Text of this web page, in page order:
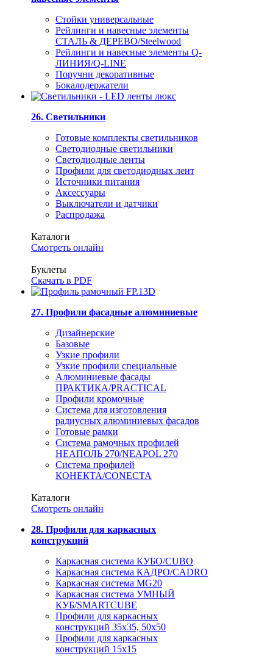
Стойки универсальные
Рейлинги и навесные элементы
СТАЛЬ & ДЕРЕВО/Steelwood
Рейлинги и навесные элементы Q-
ЛИНИЯ/Q-LINE
Поручни декоративные
Бокалодержатели
26. Светильники
Готовые комплекты светильников
Светодиодные светильники
Светодиодные ленты
Профили для светодиодных лент
Источники питания
Аксессуары
Выключатели и датчики
Распродажа
Каталоги
Смотреть онлайн
Буклеты
Скачать в PDF
27. Профили фасадные алюминиевые
Дизайнерские
Базовые
Узкие профили
Узкие профили специальные
Алюминиевые фасады
ПРАКТИКА/PRACTICAL
Профили кромочные
Система для изготовления
радиусных алюминиевых фасадов
Готовые рамки
Система рамочных профилей
НЕАПОЛЬ 270/NEAPOL 270
Система профилей
КОНЕКТА/CONECTA
Каталоги
Смотреть онлайн
28. Профили для каркасных
конструкций
Каркасная система КУБО/CUBO
Каркасная система КАДРО/CADRO
Каркасная система MG20
Каркасная система УМНЫЙ
КУБ/SMARTCUBE
Профили для каркасных
конструкций 35x35, 50x50
Профили для каркасных
конструкций 15х15